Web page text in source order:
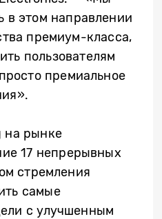
в этом направлении
премиум-класса,
пользователям
премиальное
на рынке
17 непрерывных
стремления
самые
с улучшенным